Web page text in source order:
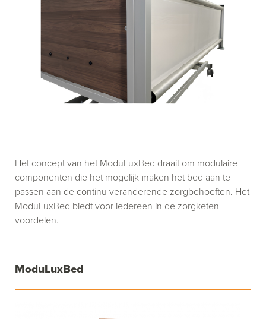
ModuLuxBed
Het concept van het ModuLuxBed draait om modulaire
componenten die het mogelijk maken het bed aan te
passen aan de continu veranderende zorgbehoeften. Het
ModuLuxBed biedt voor iedereen in de zorgketen
voordelen.